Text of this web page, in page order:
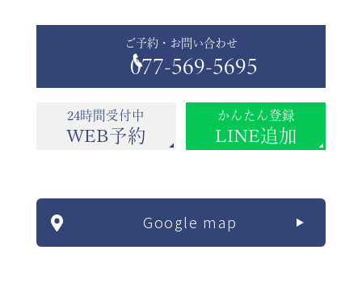
ご予約・お問い合わせ
077-569-5695
24時間受付中
WEB予約
かんたん登録
LINE追加
Google map